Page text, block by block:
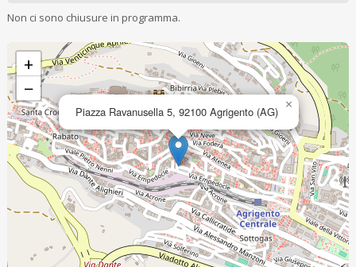
Non ci sono chiusure in programma.
Piazza Ravanusella 5, 92100 Agrigento (AG) ×
+
−